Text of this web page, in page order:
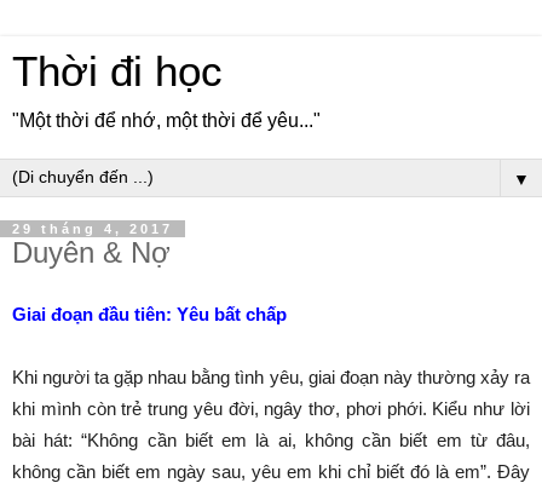
Thời đi học
"Một thời để nhớ, một thời để yêu..."
▼
29 tháng 4, 2017
Duyên & Nợ
Giai đoạn đầu tiên: Yêu bất chấp
Khi người ta gặp nhau bằng tình yêu, giai đoạn này thường xảy ra
khi mình còn trẻ trung yêu đời, ngây thơ, phơi phới. Kiểu như lời
bài hát: “Không cần biết em là ai, không cần biết em từ đâu,
không cần biết em ngày sau, yêu em khi chỉ biết đó là em”. Đây